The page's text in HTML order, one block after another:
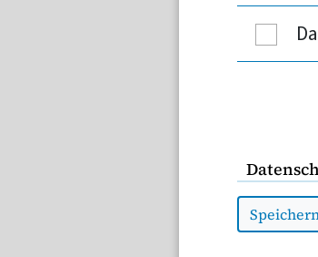
Insgesamt
Schließlich